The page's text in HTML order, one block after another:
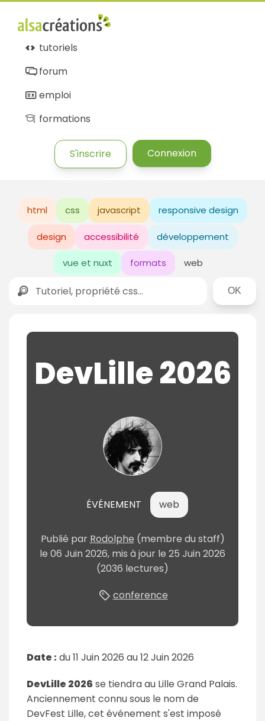
tutoriels
forum
emploi
formations
S'inscrire Connexion
html css javascript responsive design
design accessibilité développement
vue et nuxt formats web
Rechercher
DevLille 2026
ÉVÉNEMENT web
Publié par Rodolphe (membre du staff)
le 06 Juin 2026, mis à jour le 25 Juin 2026
(2036 lectures)
conference
Date :du 11 Juin 2026 au12 Juin 2026
DevLille 2026se tiendra au Lille Grand Palais.
Anciennement connu sous le nom de
DevFest Lille, cet événement s'est imposé